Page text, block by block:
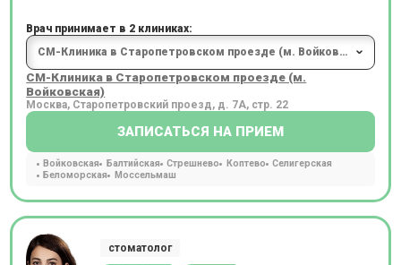
Врач принимает в 2 клиниках:
СМ-Клиника в Старопетровском проезде (м.
Войковская)
Москва, Старопетровский проезд, д. 7А, стр. 22
ЗАПИСАТЬСЯ НА ПРИЕМ
Войковская Балтийская Стрешнево Коптево
Селигерская
Беломорская
Моссельмаш
стоматолог